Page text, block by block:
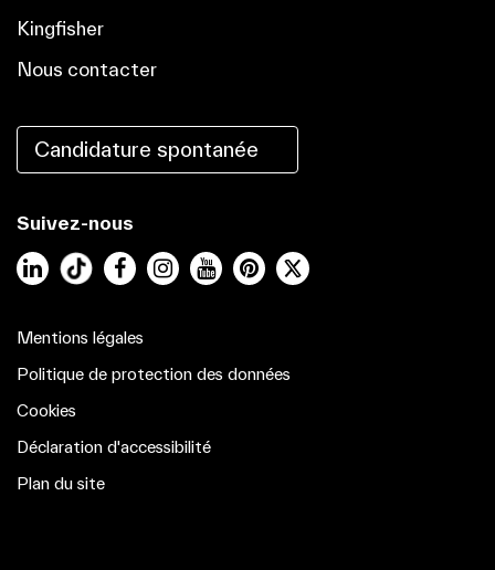
Kingfisher
Nous contacter
Candidature spontanée
Suivez-nous
LinkedIn FacebookInstagramYouTubePinterest
Mentions légales
Politique de protection des données
Cookies
Déclaration d'accessibilité
Plan du site